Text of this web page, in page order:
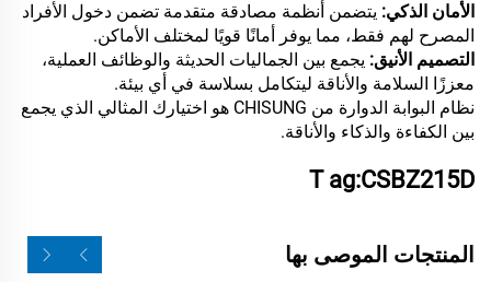
الأمان الذكي: يتضمن أنظمة مصادقة متقدمة تضمن دخول الأفراد
المصرح لهم فقط، مما يوفر أمانًا قويًا لمختلف الأماكن.
التصميم الأنيق: يجمع بين الجماليات الحديثة والوظائف العملية،
معززًا السلامة والأناقة ليتكامل بسلاسة في أي بيئة.
نظام البوابة الدوارة من CHISUNG هو اختيارك المثالي الذي يجمع
بين الكفاءة والذكاء والأناقة.
T ag:CSBZ215D
المنتجات الموصى بها